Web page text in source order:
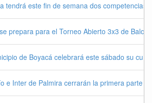
tendrá este fin de semana dos competencias
prepara para el Torneo Abierto 3x3 de
de Boyacá celebrará este sábado su
e Inter de Palmira cerrarán la primera parte